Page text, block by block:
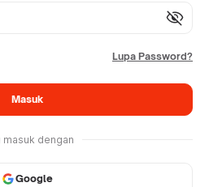
visibility_off
Lupa Password?
Masuk
masuk dengan
Google